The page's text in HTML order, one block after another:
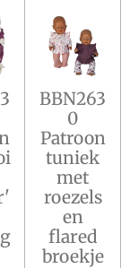
BBN263
0
Patroon
tuniek
met
roezels
en
flared
broekje